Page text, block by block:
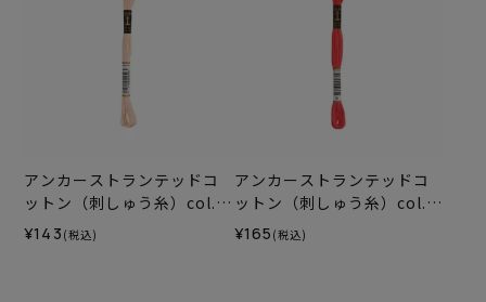
アンカーストランテッドコ
ットン（刺しゅう糸）col.1
012
¥143 (税込)
アンカーストランテッドコ
ットン（刺しゅう糸）col.0
035
¥165 (税込)